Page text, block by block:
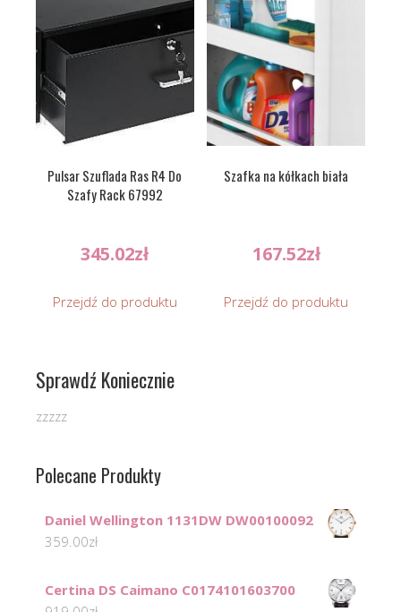
Pulsar Szuflada Ras R4 Do
Szafy Rack 67992
345.02zł
Przejdź do produktu
Szafka na kółkach biała
167.52zł
Przejdź do produktu
Sprawdź Koniecznie
zzzzz
Polecane Produkty
Daniel Wellington 1131DW DW00100092
359.00zł
Certina DS Caimano C0174101603700